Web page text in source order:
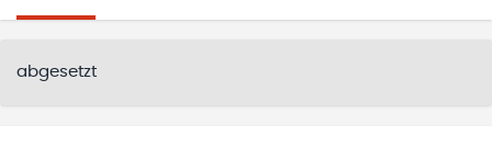
abgesetzt